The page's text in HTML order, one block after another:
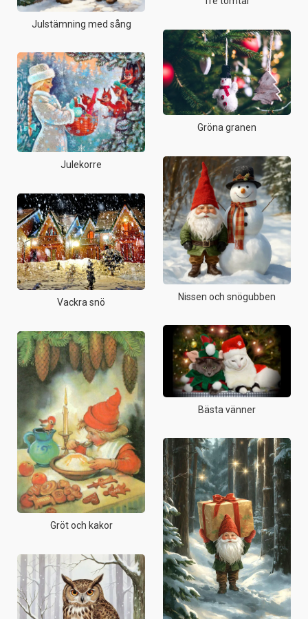
Julstämning med sång
Julekorre
Vackra snö
Gröt och kakor
Gröna granen
Nissen och snögubben
Bästa vänner